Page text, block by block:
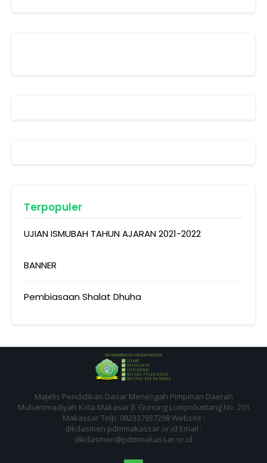
Terpopuler
UJIAN ISMUBAH TAHUN AJARAN 2021-2022
BANNER
Pembiasaan Shalat Dhuha
Majelis Pendidikan Dasar Menengah Pimpinan Daerah
Muhammadiyah Kota Makasar Jl. Gunung Lompobattang No. 201
Makassar Telp. 082337937298 Website :
dikdasmen.pdmmakassar.or.id Email :
dikdasmen@pdmmakassar.or.id